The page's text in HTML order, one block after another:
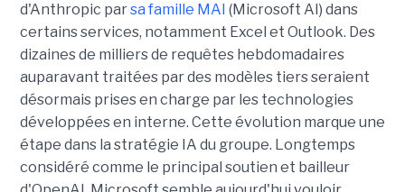
d'Anthropic parsa famille MAI (Microsoft AI) dans
certains services, notamment Excel et Outlook. Des
dizaines de milliers de requêtes hebdomadaires
auparavant traitées par des modèles tiers seraient
désormais prises en charge par les technologies
développées en interne. Cette évolution marque une
étape dans la stratégie IA du groupe. Longtemps
considéré comme le principal soutien et bailleur